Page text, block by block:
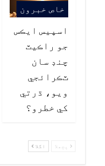
خاص خبرون
اسپيس ايڪس
جو راڪيٽ
چنڊ سان
ٽڪرائجي
ويو، ڌرتي
کي خطرو؟
پچھلا اگلا